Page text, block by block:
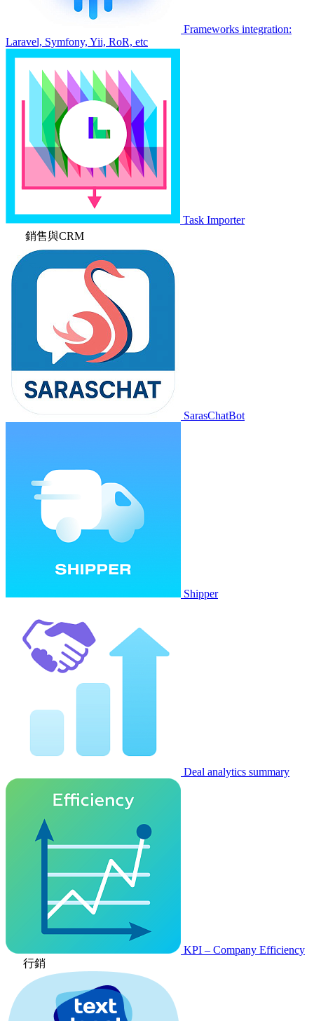
Frameworks integration:
Laravel, Symfony, Yii, RoR, etc
Task Importer
銷售與CRM
SarasChatBot
Shipper
Deal analytics summary
KPI – Company Efficiency
行銷